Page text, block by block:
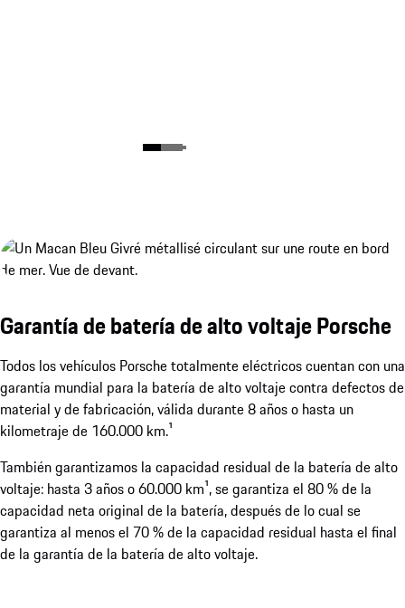
Garantía de batería de alto voltaje Porsche
Todos los vehículos Porsche totalmente eléctricos cuentan con una
garantía mundial para la batería de alto voltaje contra defectos de
material y de fabricación, válida durante 8 años o hasta un
kilometraje de 160.000 km.¹
También garantizamos la capacidad residual de la batería de alto
voltaje: hasta 3 años o 60.000 km¹, se garantiza el 80 % de la
capacidad neta original de la batería, después de lo cual se
garantiza al menos el 70 % de la capacidad residual hasta el final
de la garantía de la batería de alto voltaje.